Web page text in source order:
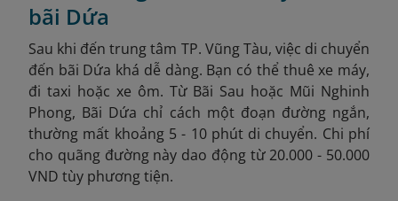
bãi Dứa
Sau khi đến trung tâm TP. Vũng Tàu, việc di chuyển
đến bãi Dứa khá dễ dàng. Bạn có thể thuê xe máy,
đi taxi hoặc xe ôm. Từ Bãi Sau hoặc Mũi Nghinh
Phong, Bãi Dứa chỉ cách một đoạn đường ngắn,
thường mất khoảng 5 - 10 phút di chuyển. Chi phí
cho quãng đường này dao động từ 20.000 - 50.000
VND tùy phương tiện.